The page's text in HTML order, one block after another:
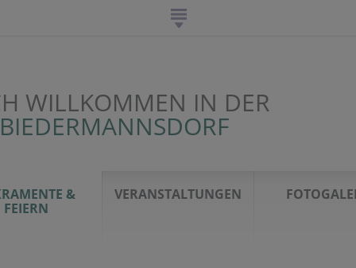
WILLKOMMEN IN DER
&
FEIERN
VERANSTALTUNGEN